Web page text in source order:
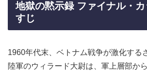
地獄の黙示録 ファイナル・
すじ
1960年代末、ベトナム戦争が激化する
陸軍のウィラード大尉は、軍上層部か